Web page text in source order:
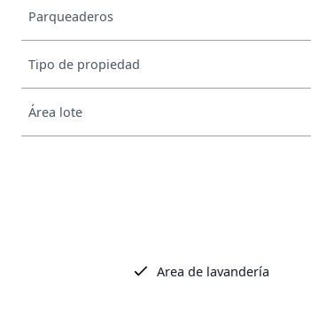
Parqueaderos
Tipo de propiedad
Área lote
Area de lavandería